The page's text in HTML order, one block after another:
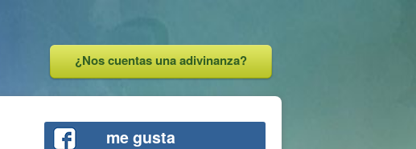
¿Nos cuentas una adivinanza?
me gusta